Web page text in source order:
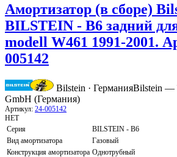
Амортизатор (в сборе)
BILSTEIN - B6 задний
modell W461 1991-2001.
005142
Bilstein · ГерманияBilstein —
GmbH (Германия)
Артикул: 24-005142
НЕТ
Серия
BILSTEIN - B6
Вид амортизатора
Газовый
Конструкция амортизатора Однотрубный